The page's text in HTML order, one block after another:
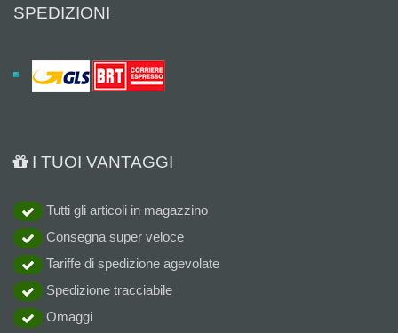
SPEDIZIONI
I TUOI VANTAGGI
Tutti gli articoli in magazzino
Consegna super veloce
Tariffe di spedizione agevolate
Spedizione tracciabile
Omaggi